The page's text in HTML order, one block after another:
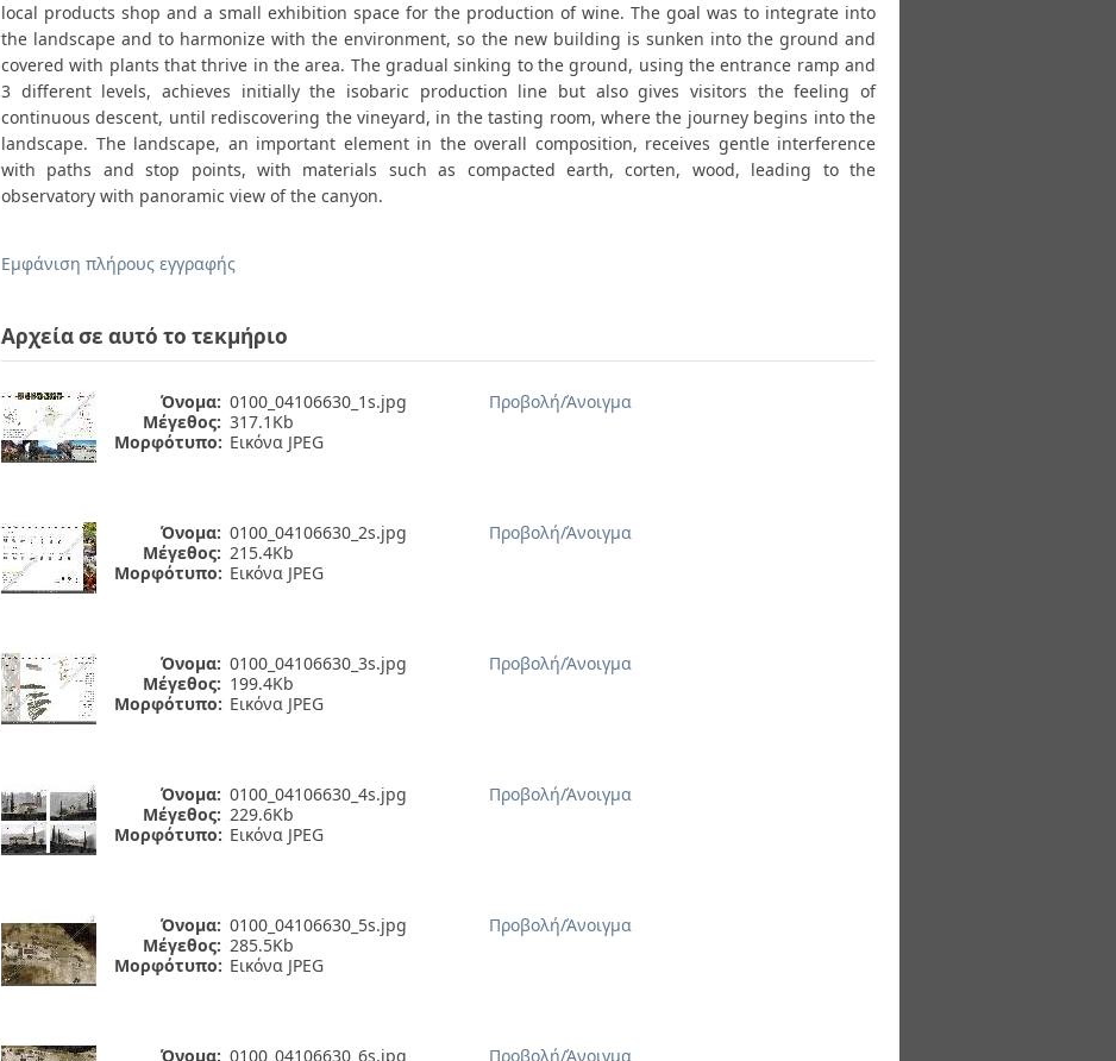
local products shop and a small exhibition space for the production of wine. The goal was to integrate into
the landscape and to harmonize with the environment, so the new building is sunken into the ground and
covered with plants that thrive in the area. The gradual sinking to the ground, using the entrance ramp and
3 different levels, achieves initially the isobaric production line but also gives visitors the feeling of
continuous descent, until rediscovering the vineyard, in the tasting room, where the journey begins into the
landscape. The landscape, an important element in the overall composition, receives gentle interference
with paths and stop points, with materials such as compacted earth, corten, wood, leading to the
observatory with panoramic view of the canyon.
Εμφάνιση πλήρους εγγραφής
Αρχεία σε αυτό το τεκμήριο
Όνομα: 0100_04106630_1s.jpg
Μέγεθος: 317.1Kb
Μορφότυπο: Εικόνα JPEG
Προβολή/Άνοιγμα
Όνομα: 0100_04106630_2s.jpg
Μέγεθος: 215.4Kb
Μορφότυπο: Εικόνα JPEG
Προβολή/Άνοιγμα
Όνομα: 0100_04106630_3s.jpg
Μέγεθος: 199.4Kb
Μορφότυπο: Εικόνα JPEG
Προβολή/Άνοιγμα
Όνομα: 0100_04106630_4s.jpg
Μέγεθος: 229.6Kb
Μορφότυπο: Εικόνα JPEG
Προβολή/Άνοιγμα
Όνομα: 0100_04106630_5s.jpg
Μέγεθος: 285.5Kb
Μορφότυπο: Εικόνα JPEG
Προβολή/Άνοιγμα
Όνομα: 0100_04106630_6s.jpg
Προβολή/Άνοιγμα